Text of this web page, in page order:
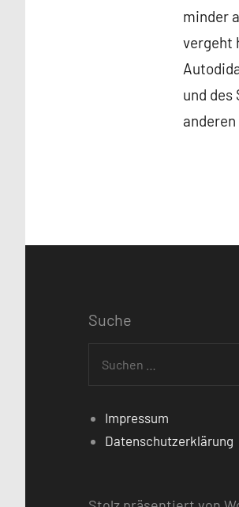
minder
vergeht
und
Grafik
Suche
Impressum
Datenschutzerklärung